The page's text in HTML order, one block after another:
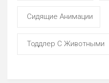
Сидящие Анимации
Тоддлер С Животными